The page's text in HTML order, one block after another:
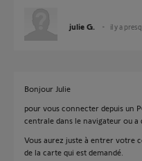
julie G. il y a
Bonjour Julie
pour vous connecter depuis un
centrale dans le navigateur ou a
Vous aurez juste à entrer votre
de la carte qui est demandé.